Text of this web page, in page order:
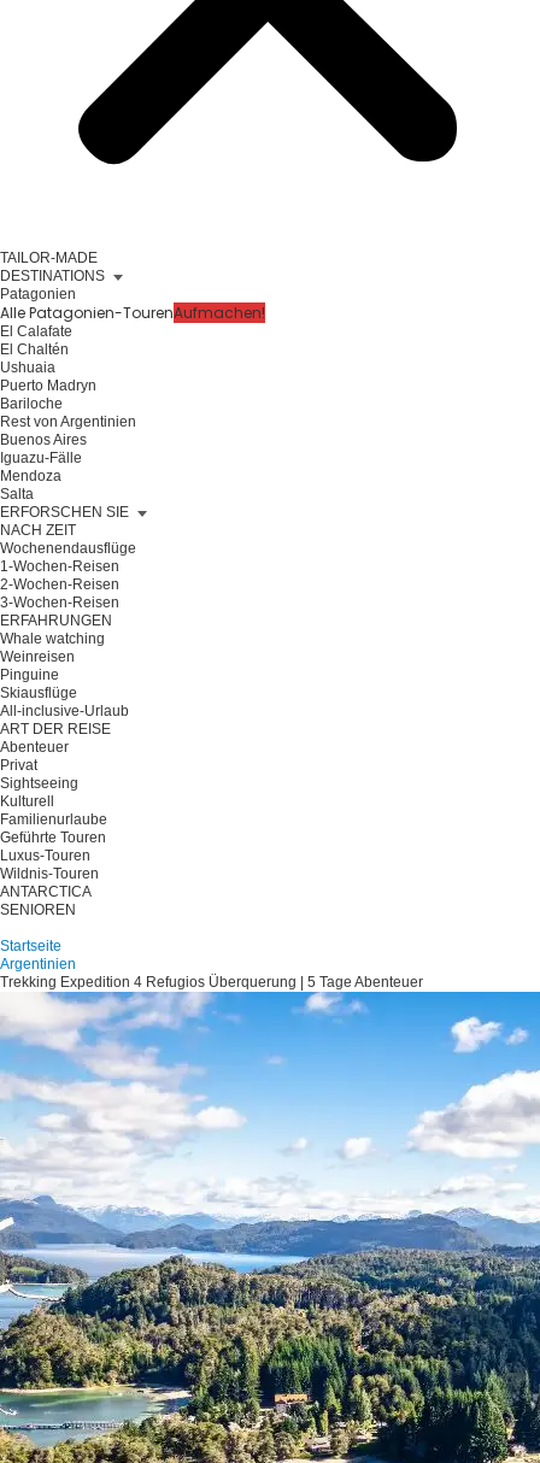
TAILOR-MADE
DESTINATIONS
Patagonien
Alle Patagonien-TourenAufmachen!
El Calafate
El Chaltén
Ushuaia
Puerto Madryn
Bariloche
Rest von Argentinien
Buenos Aires
Iguazu-Fälle
Mendoza
Salta
ERFORSCHEN SIE
NACH ZEIT
Wochenendausflüge
1-Wochen-Reisen
2-Wochen-Reisen
3-Wochen-Reisen
ERFAHRUNGEN
Whale watching
Weinreisen
Pinguine
Skiausflüge
All-inclusive-Urlaub
ART DER REISE
Abenteuer
Privat
Sightseeing
Kulturell
Familienurlaube
Geführte Touren
Luxus-Touren
Wildnis-Touren
ANTARCTICA
SENIOREN
Startseite
Argentinien
Trekking Expedition 4 Refugios Überquerung | 5 Tage Abenteuer